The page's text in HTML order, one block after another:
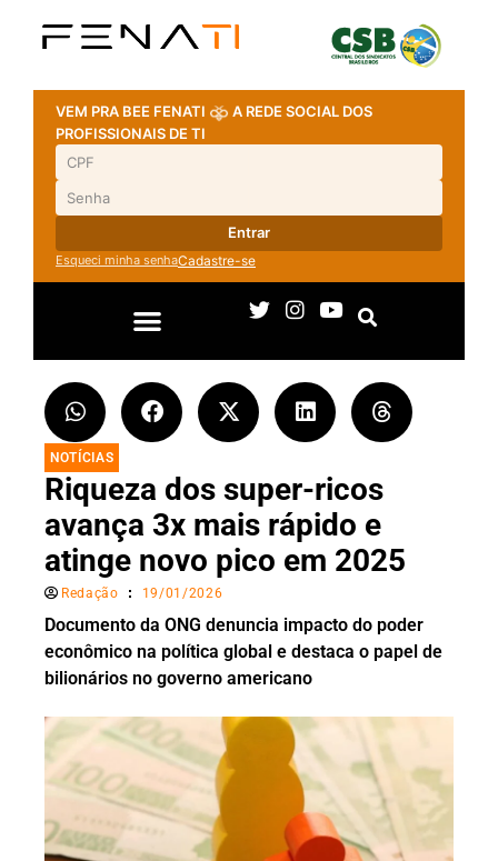
VEM PRA BEE FENATI
A REDE SOCIAL DOS
PROFISSIONAIS DE TI
Entrar
Esqueci minha senhaCadastre-se
NOTÍCIAS
Riqueza dos super-ricos
avança 3x mais rápido e
atinge novo pico em 2025
Redação 19/01/2026
Documento da ONG denuncia impacto do poder
econômico na política global e destaca o papel de
bilionários no governo americano